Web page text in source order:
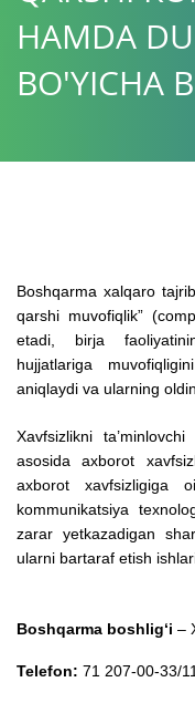
HAMDA
BO'YICHA
Boshqarma xalqaro
qarshi muvofiqlik”
etadi, birja
hujjatlariga
aniqlaydi va ularning
Xavfsizlikni
asosida axborot
axborot xavfsizligiga
kommunikatsiya
zarar yetkazadigan
ularni bartaraf etish
Boshqarma boshlig‘i –
Telefon: 71 207-00-33/